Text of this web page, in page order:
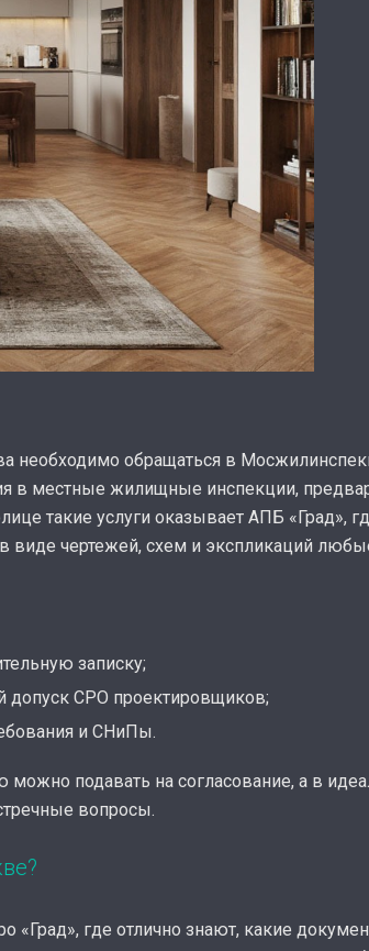
необходимо обращаться в
в местные жилищные инспекции,
такие услуги оказывает АПБ «Град»,
чертежей, схем и экспликаций
записку;
допуск СРО проектировщиков;
и СНиПы.
подавать на согласование, а в
вопросы.
«Град», где отлично знают, какие